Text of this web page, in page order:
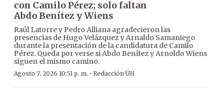
con Camilo Pérez; solo faltan
Abdo Benítez y Wiens
Raúl Latorre y Pedro Alliana agradecieron las
presencias de Hugo Velázquez y Arnaldo Samaniego
durante la presentación de la candidatura de Camilo
Pérez. Queda por verse si Abdo Benítez y Arnoldo Wiens
siguen el mismo camino.
Agosto 7, 2026 10:51 p. m. · Redacción ÚH